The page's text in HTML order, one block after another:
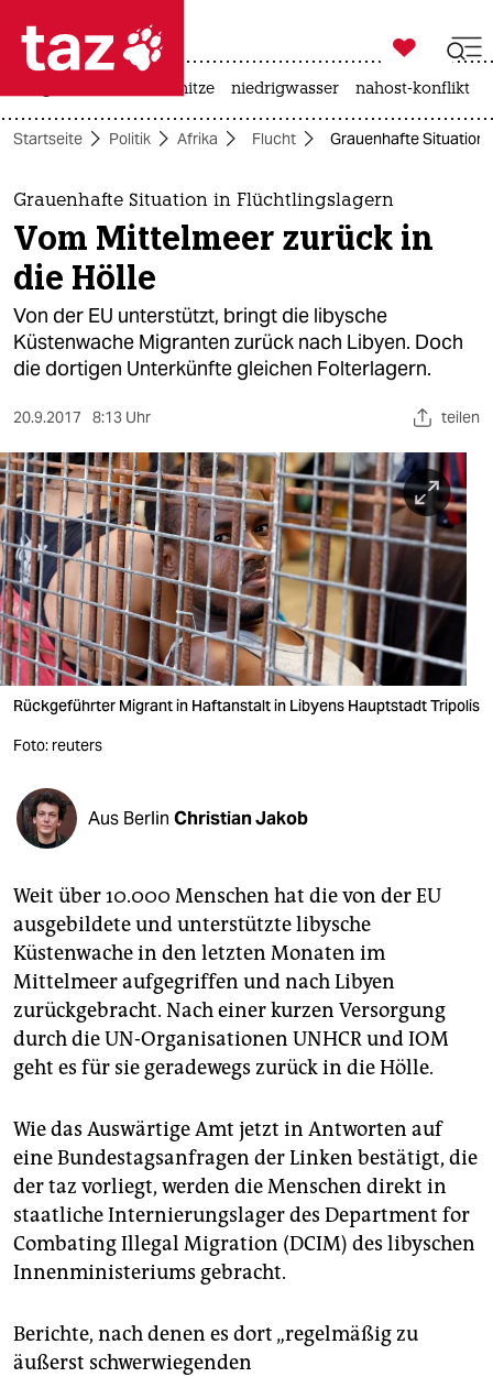
 taz zahl ich
taz zahl ich
themen
politik
öko
gesellschaft
sport
berlin
nord
wahrheit
verlag
verlag
fragen & hilfe
abo
genossenschaft
epaper login

taz zahl ich
hitze niedrigwasser nahost-konflikt
Startseite Politik Afrika Flucht Grauenhafte Situation
Grauenhafte Situation in Flüchtlingslagern
Vom Mittelmeer zurück in
die Hölle
Von der EU unterstützt, bringt die libysche
Küstenwache Migranten zurück nach Libyen. Doch
die dortigen Unterkünfte gleichen Folterlagern.
20.9.2017 8:13 Uhr teilen
Rückgeführter Migrant in Haftanstalt in Libyens Hauptstadt Tripolis
Foto: reuters
Aus Berlin Christian Jakob
Weit über 10.000 Menschen hat die von der EU
ausgebildete und unterstützte libysche
Küstenwache in den letzten Monaten im
Mittelmeer aufgegriffen und nach Libyen
zurückgebracht. Nach einer kurzen Versorgung
durch die UN-Organisationen UNHCR und IOM
geht es für sie geradewegs zurück in die Hölle.
Wie das Auswärtige Amt jetzt in Antworten auf
eine Bundestagsanfragen der Linken bestätigt, die
der taz vorliegt, werden die Menschen direkt in
staatliche Internierungslager des Department for
Combating Illegal Migration (DCIM) des libyschen
Innenministeriums gebracht.
Berichte, nach denen es dort „regelmäßig zu
äußerst schwerwiegenden